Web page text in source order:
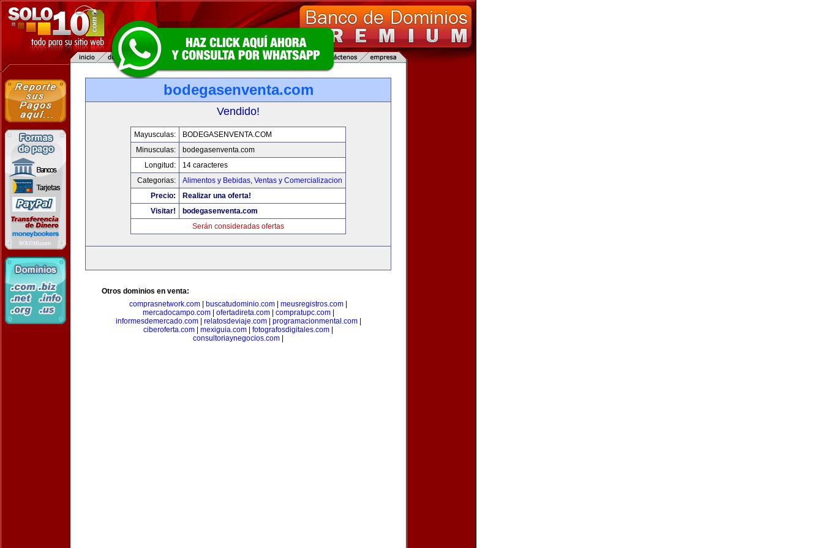
bodegasenventa.com
Vendido!
Mayusculas:
BODEGASENVENTA.COM
Minusculas:
bodegasenventa.com
Longitud:
14 caracteres
Categorias:
Alimentos y Bebidas, Ventas y Comercializacion
Precio:
Realizar una oferta!
Visitar!
bodegasenventa.com
Serán consideradas ofertas
Otros dominios en venta:
comprasnetwork.com
buscatudominio.com meusregistros.com
mercadocampo.com| ofertadireta.com| compratupc.com|
informesdemercado.com| relatosdeviaje.com| programacionmental.com|
ciberoferta.com
mexiguia.com fotografosdigitales.com
consultoriaynegocios.com